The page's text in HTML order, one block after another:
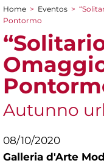
You are here
Home > Eventos >
Pontormo
Autunno
08/10/2020
Galleria d'Arte